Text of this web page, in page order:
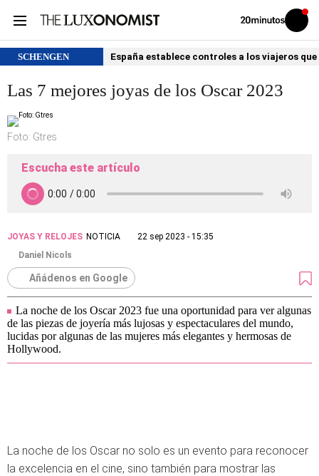
Volver
Iniciar
sesión
SCHENGEN España establece controles a los viajeros
Las 7 mejores joyas de los Oscar 2023
Foto: Gtres
Escucha este artículo
JOYAS Y RELOJES NOTICIA
22 sep 2023 - 15:35
Daniel Nicols
Añádenos en Google
La noche de los Oscar 2023 fue una oportunidad para ver algunas
de las piezas de joyería más lujosas y espectaculares del mundo,
lucidas por algunas de las mujeres más elegantes y hermosas de
Hollywood.
La noche de los Oscar no solo es un evento para reconocer
la excelencia en el cine, sino también para mostrar las